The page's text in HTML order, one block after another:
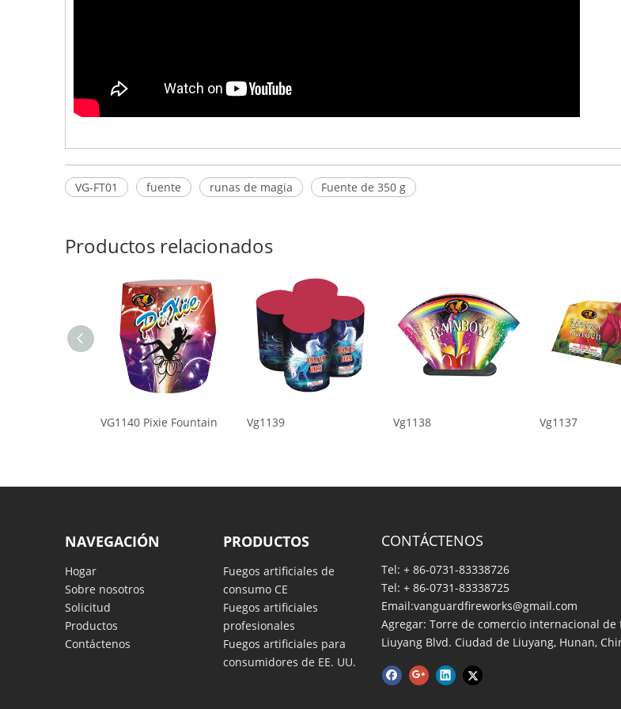
VG-FT01 fuente runas de magia Fuente de 350 g
Productos relacionados
VG1140 Pixie Fountain Vg1139
NAVEGACIÓN
Hogar
Sobre nosotros
Solicitud
Productos
Contáctenos
PRODUCTOS
Fuegos artificiales de
consumo CE
Fuegos artificiales
profesionales
Fuegos artificiales para
consumidores de EE. UU.
CONTÁCTENOS
Tel: + 86-0731-83338726
Tel: + 86-0731-83338725
Email:vanguardfireworks@gmail.com
Agregar: Torre de comercio internacional de
Liuyang Blvd. Ciudad de Liuyang, Hunan,